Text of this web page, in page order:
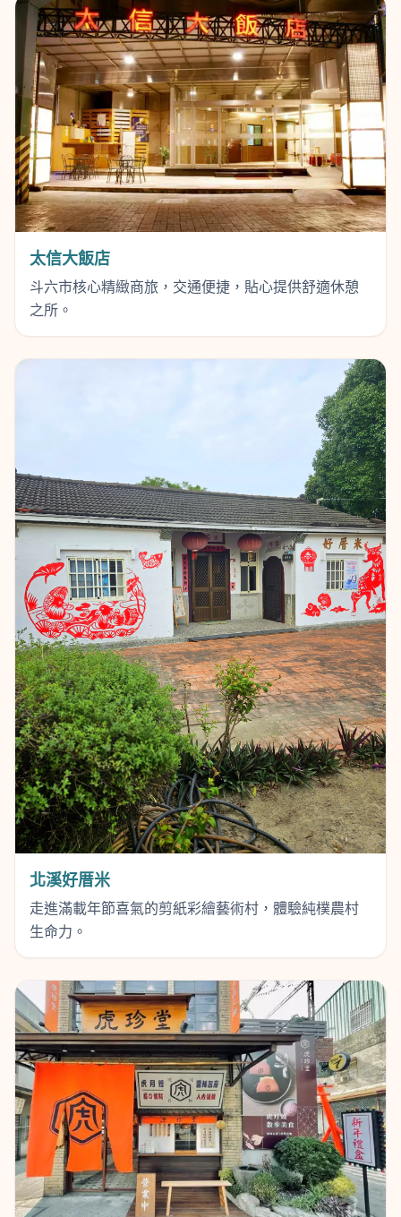
太信大飯店
斗六市核心精緻商旅，交通便捷，貼心提供舒適休憩
之所。
北溪好厝米
走進滿載年節喜氣的剪紙彩繪藝術村，體驗純樸農村
生命力。